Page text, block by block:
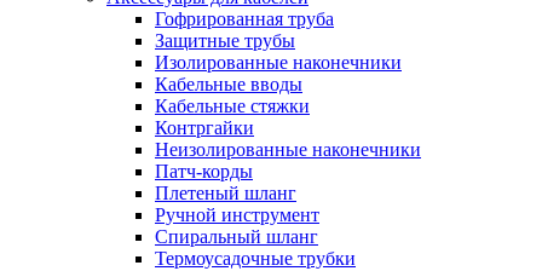
Гофрированная труба
Защитные трубы
Изолированные наконечники
Кабельные вводы
Кабельные стяжки
Контргайки
Неизолированные наконечники
Патч-корды
Плетеный шланг
Ручной инструмент
Спиральный шланг
Термоусадочные трубки